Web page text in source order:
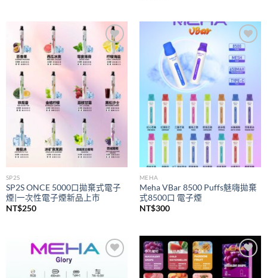
Add to
wishlist
SP2S
SP2S ONCE 5000口拋棄式電子
煙|一次性電子煙新品上市
NT$250
Add to
wishlist
MEHA
Meha VBar 8500 Puffs魅嗨拋棄
式8500口 電子煙
NT$300
wishlist
Add to
wishlist